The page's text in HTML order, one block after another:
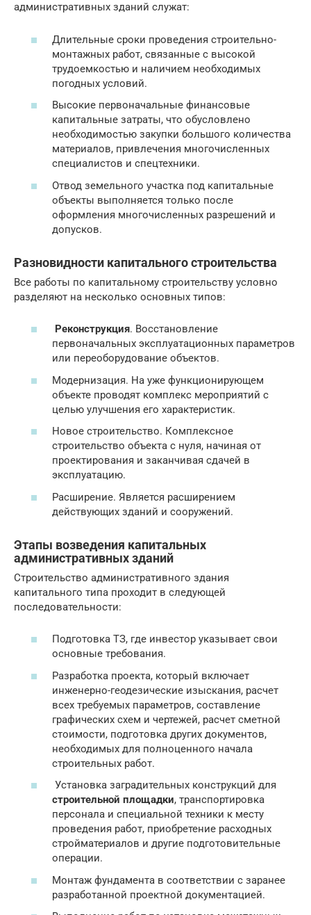
административных зданий служат:
Длительные сроки проведения строительно-
монтажных работ, связанные с высокой
трудоемкостью и наличием необходимых
погодных условий.
Высокие первоначальные финансовые
капитальные затраты, что обусловлено
необходимостью закупки большого количества
материалов, привлечения многочисленных
специалистов и спецтехники.
Отвод земельного участка под капитальные
объекты выполняется только после
оформления многочисленных разрешений и
допусков.
Разновидности капитального строительства
Все работы по капитальному строительству условно
разделяют на несколько основных типов:
Реконструкция. Восстановление
первоначальных эксплуатационных параметров
или переоборудование объектов.
Модернизация. На уже функционирующем
объекте проводят комплекс мероприятий с
целью улучшения его характеристик.
Новое строительство. Комплексное
строительство объекта с нуля, начиная от
проектирования и заканчивая сдачей в
эксплуатацию.
Расширение. Является расширением
действующих зданий и сооружений.
Этапы возведения капитальных
административных зданий
Строительство административного здания
капитального типа проходит в следующей
последовательности:
Подготовка ТЗ, где инвестор указывает свои
основные требования.
Разработка проекта, который включает
инженерно-геодезические изыскания, расчет
всех требуемых параметров, составление
графических схем и чертежей, расчет сметной
стоимости, подготовка других документов,
необходимых для полноценного начала
строительных работ.
Установка заградительных конструкций для
строительной площадки, транспортировка
персонала и специальной техники к месту
проведения работ, приобретение расходных
стройматериалов и другие подготовительные
операции.
Монтаж фундамента в соответствии с заранее
разработанной проектной документацией.